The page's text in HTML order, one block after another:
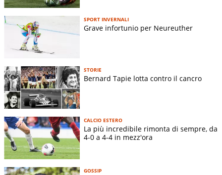
SPORT INVERNALI
Grave infortunio per Neureuther
STORIE
Bernard Tapie lotta contro il cancro
CALCIO ESTERO
La più incredibile rimonta di sempre, da
4-0 a 4-4 in mezz'ora
GOSSIP